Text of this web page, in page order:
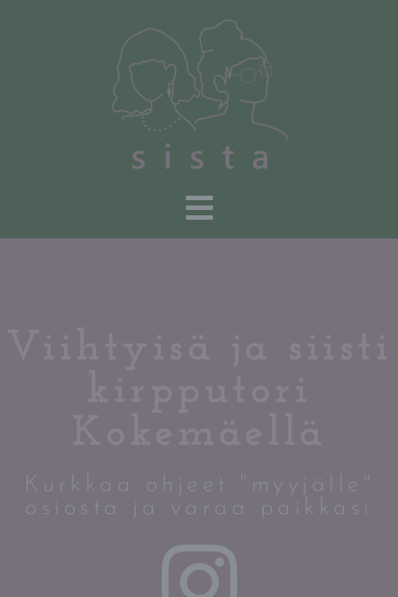
Kurkkaa ohjeet "myyjälle"
osiosta ja varaa paikkasi